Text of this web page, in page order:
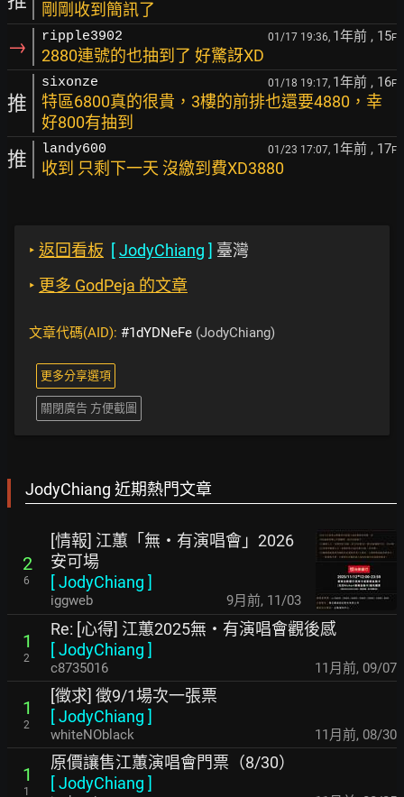
剛剛收到簡訊了
→ ripple3902 01/17 19:36, 1年前 , 15F
2880連號的也抽到了 好驚訝XD
推
sixonze 01/18 19:17, 1年前 , 16F
特區6800真的很貴，3樓的前排也還要4880，幸
好800有抽到
推 landy600 01/23 17:07, 1年前 , 17F
收到 只剩下一天 沒繳到費XD3880
‣ 返回看板 [JodyChiang ] 臺灣
‣ 更多 GodPeja 的文章
文章代碼(AID): #1dYDNeFe (JodyChiang)
更多分享選項
關閉廣告 方便截圖
JodyChiang 近期熱門文章
2
6
[情報] 江蕙「無‧有演唱會」2026
安可場
[JodyChiang ]
iggweb 9月前, 11/03
1
2
Re: [心得] 江蕙2025無‧有演唱會觀後感
[JodyChiang ]
c8735016 11月前, 09/07
1
2
[徵求] 徵9/1場次一張票
[JodyChiang ]
whiteNOblack 11月前, 08/30
1
1
原價讓售江蕙演唱會門票（8/30）
[JodyChiang ]